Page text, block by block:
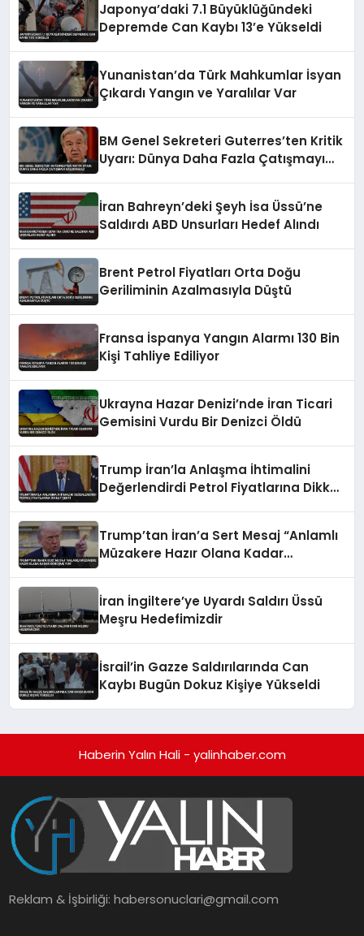
Japonya’daki 7.1 Büyüklüğündeki
Depremde Can Kaybı 13’e Yükseldi
Yunanistan’da Türk Mahkumlar İsyan
Çıkardı Yangın ve Yaralılar Var
BM Genel Sekreteri Guterres’ten Kritik
Uyarı: Dünya Daha Fazla Çatışmayı
İran Bahreyn’deki Şeyh İsa Üssü’ne
Saldırdı ABD Unsurları Hedef Alındı
Brent Petrol Fiyatları Orta Doğu
Geriliminin Azalmasıyla Düştü
Fransa İspanya Yangın Alarmı 130 Bin
Kişi Tahliye Ediliyor
Ukrayna Hazar Denizi’nde İran Ticari
Gemisini Vurdu Bir Denizci Öldü
Trump İran’la Anlaşma İhtimalini
Değerlendirdi Petrol Fiyatlarına Dikkat
Trump’tan İran’a Sert Mesaj “Anlamlı
Müzakere Hazır Olana Kadar
İran İngiltere’ye Uyardı Saldırı Üssü
Meşru Hedefimizdir
İsrail’in Gazze Saldırılarında Can
Kaybı Bugün Dokuz Kişiye Yükseldi
Haberin Yalın Hali - yalinhaber.com
Reklam & İşbirliği:habersonuclari@gmail.com